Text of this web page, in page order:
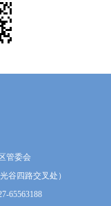
管委会
谷四路交叉处）
65563188